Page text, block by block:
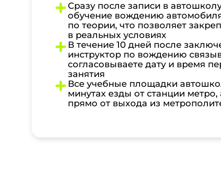
Сразу после записи в
обучение вождению
по теории, что позволяет
в реальных условиях
В течение 10 дней после
инструктор по вождению
согласовываете дату и время
занятия
Все учебные площадки
минутах езды от станции метро,
прямо от выхода из